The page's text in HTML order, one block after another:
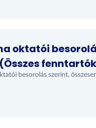
oktatói
besorolás szerint,